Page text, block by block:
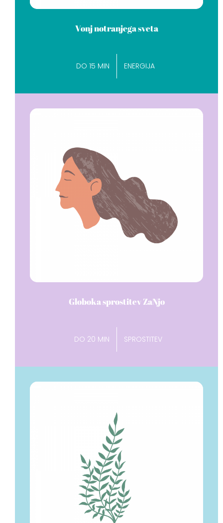
Vonj notranjega sveta
DO 15 MIN ENERGIJA
Globoka sprostitev ZaNjo
DO 20 MIN SPROSTITEV